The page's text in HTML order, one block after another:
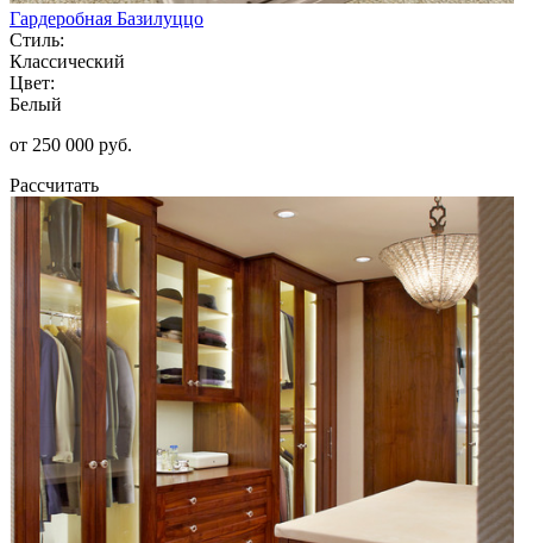
Гардеробная Базилуццо
Стиль:
Классический
Цвет:
Белый
от 250 000 руб.
Рассчитать